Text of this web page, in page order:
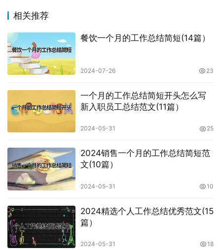
相关推荐
餐饮一个月的工作总结简短(14篇）
2024-07-26 23
一个月的工作总结简短开头怎么写
新入职员工总结范文(11篇）
2024-05-31 25
2024销售一个月的工作总结简短范
文(10篇）
2024-05-31 10
2024精选个人工作总结优秀范文(15
篇）
2024-05-31 18